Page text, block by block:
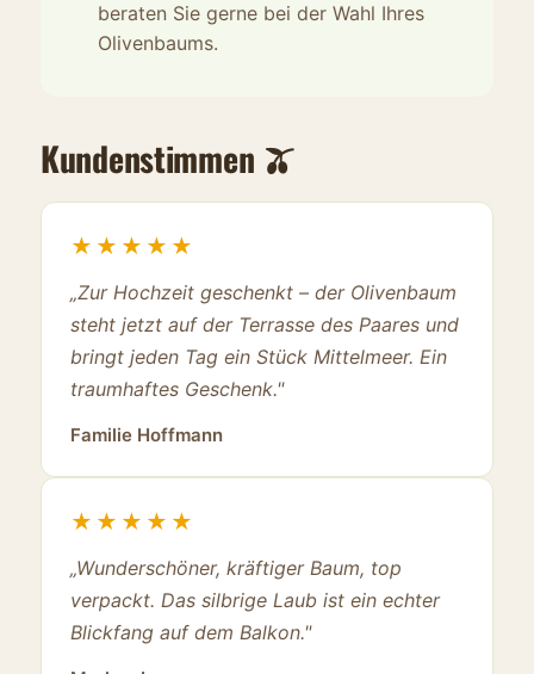
beraten Sie gerne bei der Wahl Ihres
Olivenbaums.
Kundenstimmen 🫒
★★★★★
„Zur Hochzeit geschenkt – der Olivenbaum
steht jetzt auf der Terrasse des Paares und
bringt jeden Tag ein Stück Mittelmeer. Ein
traumhaftes Geschenk."
Familie Hoffmann
★★★★★
„Wunderschöner, kräftiger Baum, top
verpackt. Das silbrige Laub ist ein echter
Blickfang auf dem Balkon."